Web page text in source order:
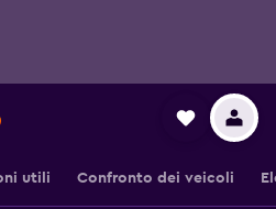
utili Confronto dei veicoli